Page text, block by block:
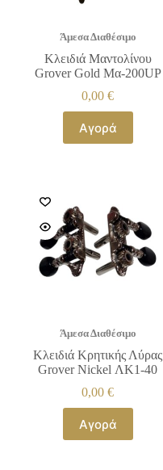
Άμεσα Διαθέσιμο
Κλειδιά Μαντολίνου
Grover Gold Μα-200UP
0,00€
Αγορά
Άμεσα Διαθέσιμο
Κλειδιά Κρητικής Λύρας
Grover Nickel ΛΚ1-40
0,00€
Αγορά